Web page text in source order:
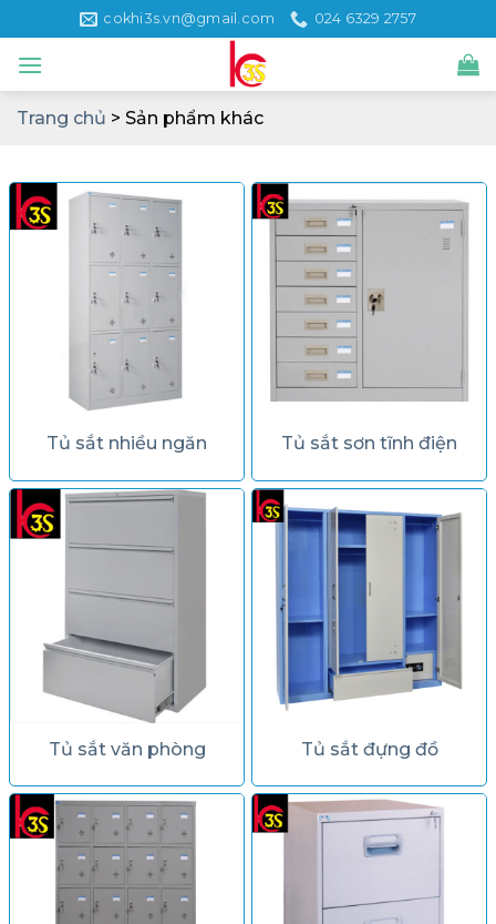
to
content
cokhi3s.vn@gmail.com 024 6329 2757
Trang chủ > Sản phẩm khác
Tủ sắt nhiều ngăn Tủ sắt sơn tĩnh điện
Tủ sắt văn phòng Tủ sắt đựng đồ